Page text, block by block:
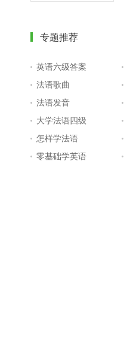
专题推荐
英语六级答案
法语歌曲
法语发音
大学法语四级
怎样学法语
零基础学英语